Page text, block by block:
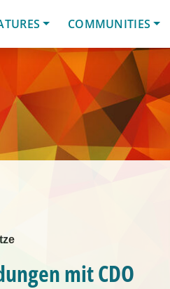
COMMUNITIES
mit CDO